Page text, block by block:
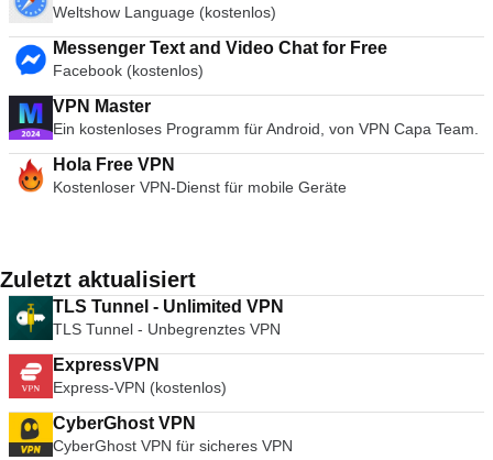
Weltshow Language (kostenlos)
Messenger Text and Video Chat for Free
Facebook (kostenlos)
VPN Master
Ein kostenloses Programm für Android, von VPN Capa Team.
Hola Free VPN
Kostenloser VPN-Dienst für mobile Geräte
Zuletzt aktualisiert
TLS Tunnel - Unlimited VPN
TLS Tunnel - Unbegrenztes VPN
ExpressVPN
Express-VPN (kostenlos)
CyberGhost VPN
CyberGhost VPN für sicheres VPN